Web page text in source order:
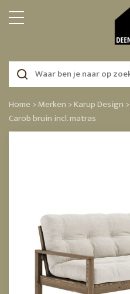
Home >Merken >Karup Design >
Carob bruin incl. matras